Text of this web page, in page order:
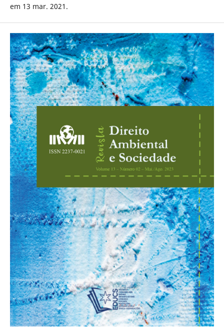
em 13 mar. 2021.